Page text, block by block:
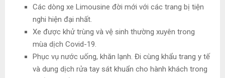
Các dòng xe Limousine đời mới với các trang bị tiện
nghi hiện đại nhất.
Xe được khử trùng và vệ sinh thường xuyên trong
mùa dịch Covid-19.
Phục vụ nước uống, khăn lạnh. Đi cùng khẩu trang y tế
và dung dịch rửa tay sát khuẩn cho hành khách trong